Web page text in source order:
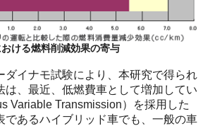
ける燃料削減効果の寄与
イナモ試験により、本研究で得られ
は、最近、低燃費車として増加してい
Variable Transmission）を採用した
であるハイブリッド車でも、一般の車